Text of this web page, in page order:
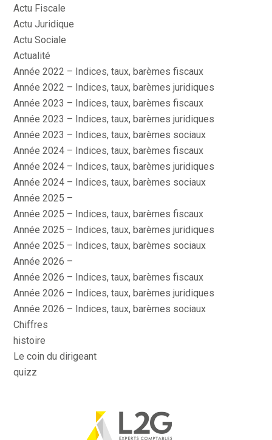
Actu Fiscale
Actu Juridique
Actu Sociale
Actualité
Année 2022 – Indices, taux, barèmes fiscaux
Année 2022 – Indices, taux, barèmes juridiques
Année 2023 – Indices, taux, barèmes fiscaux
Année 2023 – Indices, taux, barèmes juridiques
Année 2023 – Indices, taux, barèmes sociaux
Année 2024 – Indices, taux, barèmes fiscaux
Année 2024 – Indices, taux, barèmes juridiques
Année 2024 – Indices, taux, barèmes sociaux
Année 2025 –
Année 2025 – Indices, taux, barèmes fiscaux
Année 2025 – Indices, taux, barèmes juridiques
Année 2025 – Indices, taux, barèmes sociaux
Année 2026 –
Année 2026 – Indices, taux, barèmes fiscaux
Année 2026 – Indices, taux, barèmes juridiques
Année 2026 – Indices, taux, barèmes sociaux
Chiffres
histoire
Le coin du dirigeant
quizz